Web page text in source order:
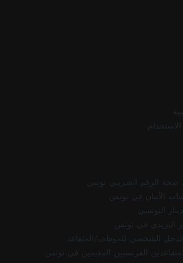
صحة الرقم الضريبي تونس
الآيبان في تونس
التونسي
البريدي في تونس
الشخصي للموظف/المتقاعد
الفرنسيين المقيمين في تونس